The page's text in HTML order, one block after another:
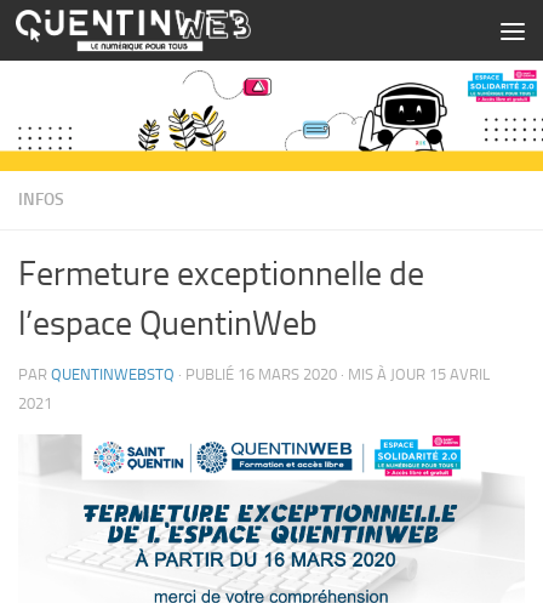
Skip to content
INFOS
Fermeture exceptionnelle de
l’espace QuentinWeb
PAR QUENTINWEBSTQ · PUBLIÉ 16 MARS 2020 · MIS À JOUR 15 AVRIL
2021